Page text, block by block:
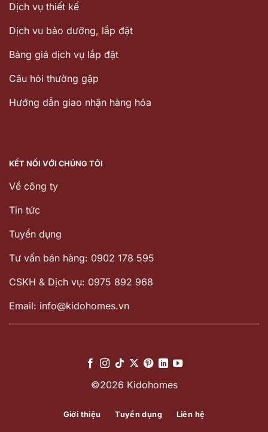
Dịch vụ thiết kế
Dịch vu bảo dưỡng, lắp đặt
Bảng giá dịch vụ lắp đặt
Câu hỏi thường gặp
Hướng dẫn giao nhận hàng hóa
KẾT NỐI VỚI CHÚNG TÔI
Về công ty
Tin tức
Tuyển dụng
Tư vấn bán hàng: 0902 178 595
CSKH & Dịch vụ: 0975 892 968
Email: info@kidohomes.vn
©2026 Kidohomes
Giới thiệu Tuyển dụng Liên hệ